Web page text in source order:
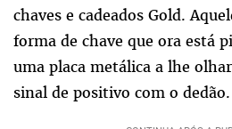
chaves e cadeados Gold.
forma de chave que ora está
uma placa metálica a lhe
sinal de positivo com o dedão.